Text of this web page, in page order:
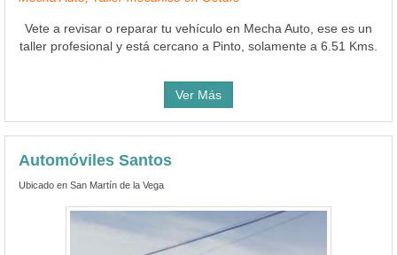
Vete a revisar o reparar tu vehículo en Mecha Auto, ese es un
taller profesional y está cercano a Pinto, solamente a 6.51 Kms.
Ver Más
Automóviles Santos
Ubicado en San Martín de la Vega